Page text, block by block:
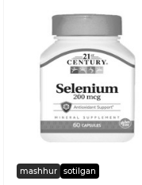
mashhur sotilgan